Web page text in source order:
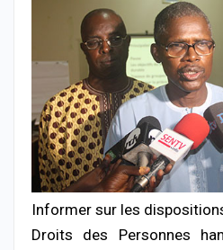
Informer sur les
Droits des Personnes